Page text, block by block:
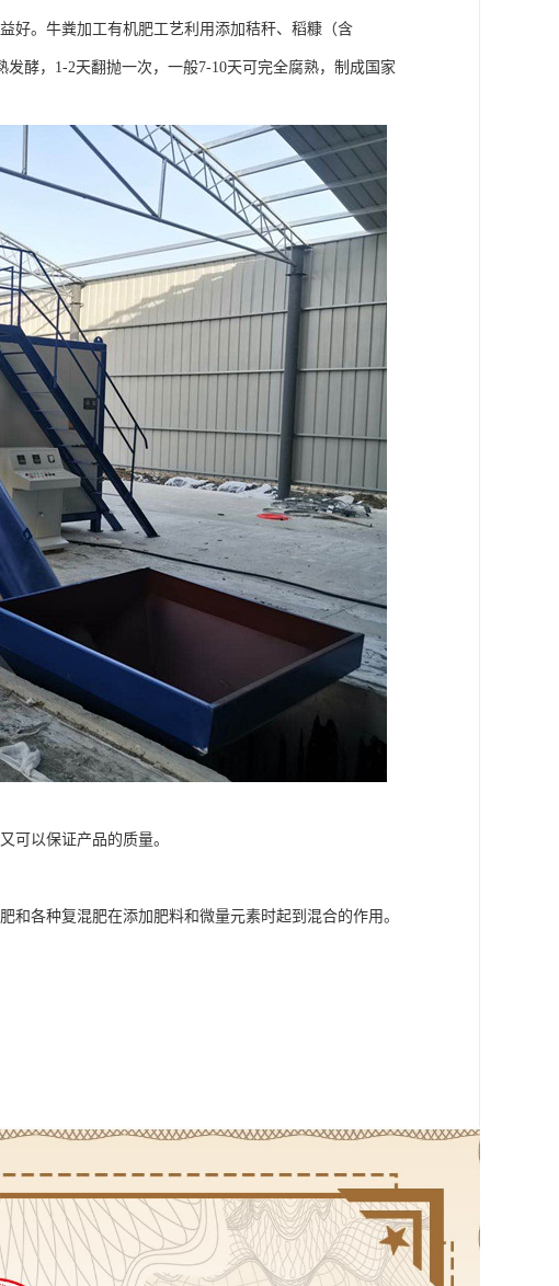
好。牛粪加工有机肥工艺利用添加秸秆、稻糠（含
酵，1-2天翻抛一次，一般7-10天可完全腐熟，制成国家
可以保证产品的质量。
各种复混肥在添加肥料和微量元素时起到混合的作用。